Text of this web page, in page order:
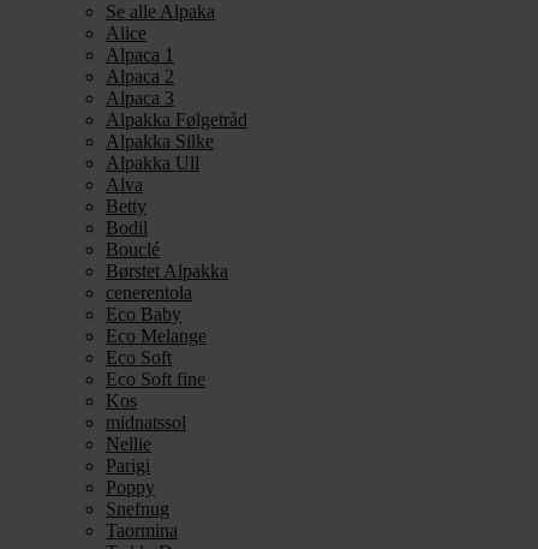
Se alle Alpaka
Alice
Alpaca 1
Alpaca 2
Alpaca 3
Alpakka Følgetråd
Alpakka Silke
Alpakka Ull
Alva
Betty
Bodil
Bouclé
Børstet Alpakka
cenerentola
Eco Baby
Eco Melange
Eco Soft
Eco Soft fine
Kos
midnatssol
Nellie
Parigi
Poppy
Snefnug
Taormina